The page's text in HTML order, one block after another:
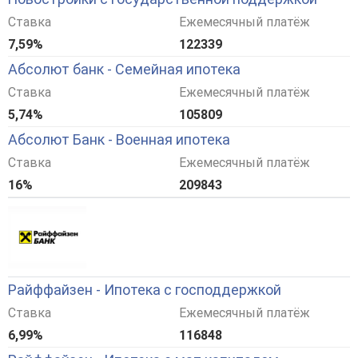
Ставка
7,59%
Ежемесячный платёж
122339
Абсолют банк - Семейная ипотека
Ставка
5,74%
Ежемесячный платёж
105809
Абсолют Банк - Военная ипотека
Ставка
16%
Ежемесячный платёж
209843
Райффайзен - Ипотека с господдержкой
Ставка
6,99%
Ежемесячный платёж
116848